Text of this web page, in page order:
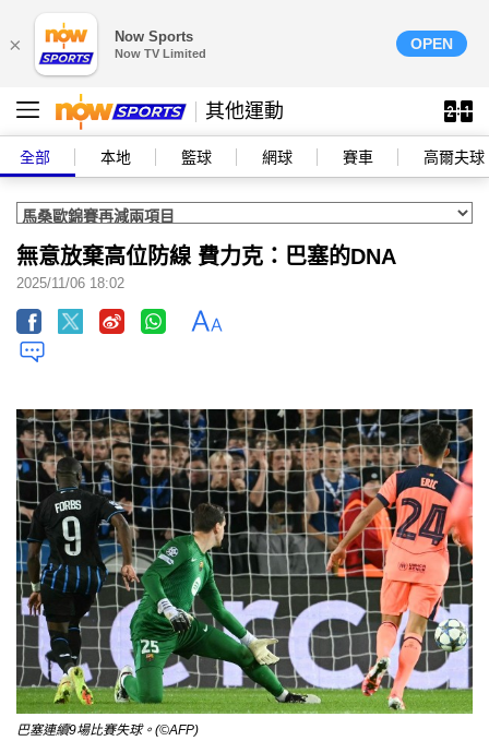
× Now Sports
Now TV Limited
OPEN
其他運動
全部 本地 籃球 網球 賽車 高爾夫球
無意放棄高位防線 費力克：巴塞的DNA
2025/11/06 18:02
巴塞連續9場比賽失球。(©AFP)